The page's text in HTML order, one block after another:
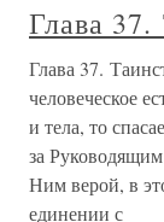
Глава 37.
Глава 37.
человеческое
и тела, то
за
Ним верой, в
единении с